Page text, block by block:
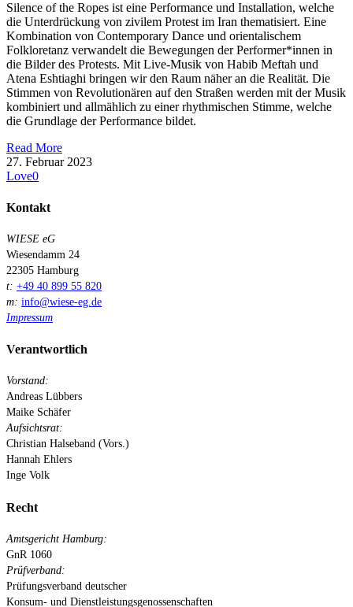
Silence of the Ropes ist eine Performance und Installation, welche
die Unterdrückung von zivilem Protest im Iran thematisiert. Eine
Kombination von Contemporary Dance und orientalischem
Folkloretanz verwandelt die Bewegungen der Performer*innen in
die Bilder des Protests. Mit Live-Musik von Habib Meftah und
Atena Eshtiaghi bringen wir den Raum näher an die Realität. Die
Stimmen von Revolutionären auf den Straßen werden mit der Musik
kombiniert und allmählich zu einer rhythmischen Stimme, welche
die Grundlage der Performance bildet.
Read More
27. Februar 2023
Love0
Kontakt
WIESE eG
Wiesendamm 24
22305 Hamburg
t: +49 40 899 55 820
m: info@wiese-eg.de
Impressum
Verantwortlich
Vorstand:
Andreas Lübbers
Maike Schäfer
Aufsichtsrat:
Christian Halseband (Vors.)
Hannah Ehlers
Inge Volk
Recht
Amtsgericht Hamburg:
GnR 1060
Prüfverband:
Prüfungsverband deutscher
Konsum- und Dienstleistungsgenossenschaften